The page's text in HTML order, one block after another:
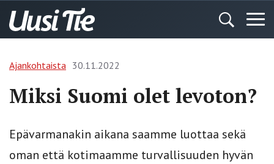
Ajankohtaista 30.11.2022
Miksi Suomi olet levoton?
Epävarmanakin aikana saamme luottaa sekä
oman että kotimaamme turvallisuuden hyvän